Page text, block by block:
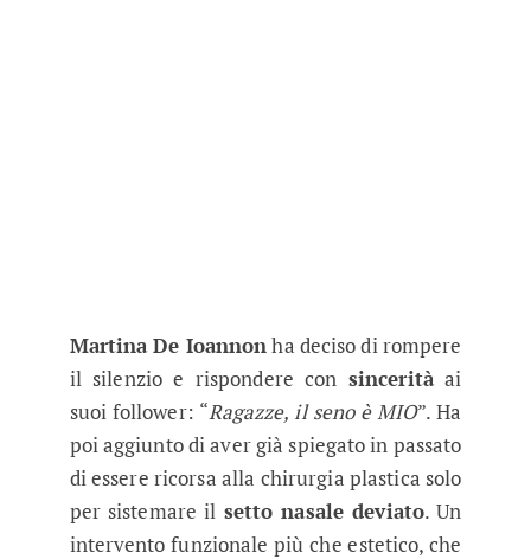
Martina De Ioannonha deciso di rompere
il silenzio e rispondere con sinceritàai
suoi follower: “Ragazze, il seno è MIO”. Ha
poi aggiunto di aver già spiegato in passato
di essere ricorsa alla chirurgia plastica solo
per sistemare il setto nasale deviato. Un
intervento funzionale più che estetico, che